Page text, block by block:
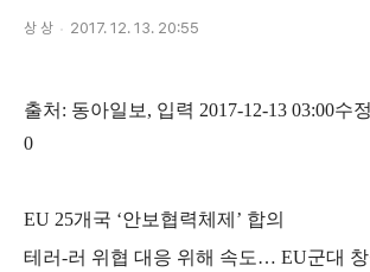
상 상 2017. 12. 13. 20:55
출처 : 동아일보 , 입력 2017-12-13 03:00수정
0
EU 25개국 ‘안보협력체제 ’ 합의
테러-러 위협 대응 위해 속도… EU군대